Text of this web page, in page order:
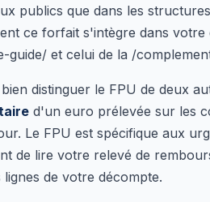
publics que dans les
ce forfait s'intègre dans
guide/ et celui de la /
distinguer le FPU de deux
d'un euro prélevée sur les
Le FPU est spécifique aux
de lire votre relevé de
lignes de votre décompte.